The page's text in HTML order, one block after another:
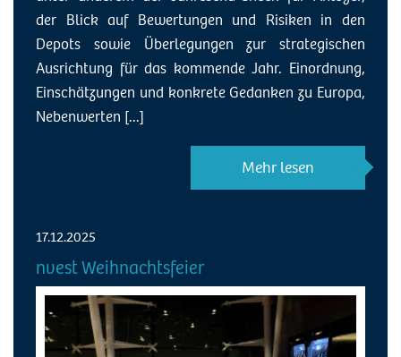
der Blick auf Bewertungen und Risiken in den
Depots sowie Überlegungen zur strategischen
Ausrichtung für das kommende Jahr. Einordnung,
Einschätzungen und konkrete Gedanken zu Europa,
Nebenwerten [...]
Mehr lesen
17.12.2025
nvest Weihnachtsfeier